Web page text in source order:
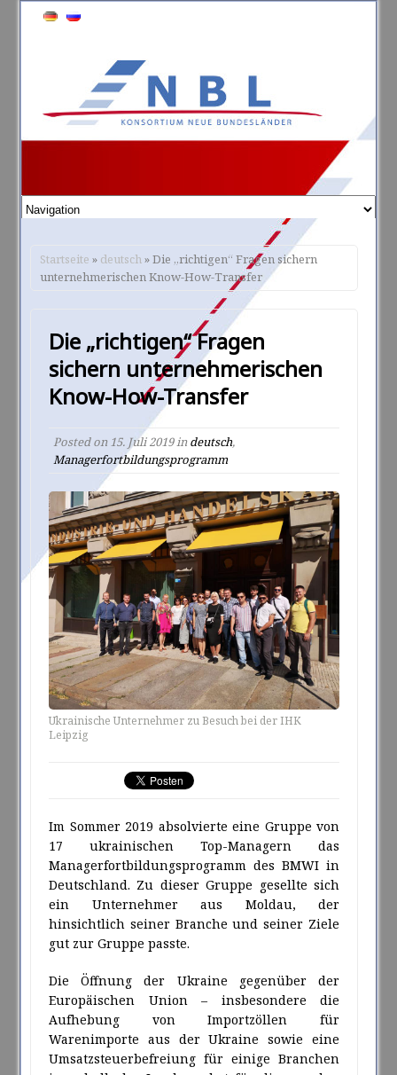
Startseite » deutsch» Die „richtigen“ Fragen sichern
unternehmerischen Know-How-Transfer
Die „richtigen“ Fragen
sichern unternehmerischen
Know-How-Transfer
Posted on15. Juli 2019indeutsch,
Managerfortbildungsprogramm
Ukrainische Unternehmer zu Besuch bei der IHK
Leipzig
Im Sommer 2019 absolvierte eine Gruppe von
17 ukrainischen Top-Managern das
Managerfortbildungsprogramm des BMWI in
Deutschland. Zu dieser Gruppe gesellte sich
ein Unternehmer aus Moldau, der
hinsichtlich seiner Branche und seiner Ziele
gut zur Gruppe passte.
Die Öffnung der Ukraine gegenüber der
Europäischen Union – insbesondere die
Aufhebung von Importzöllen für
Warenimporte aus der Ukraine sowie eine
Umsatzsteuerbefreiung für einige Branchen